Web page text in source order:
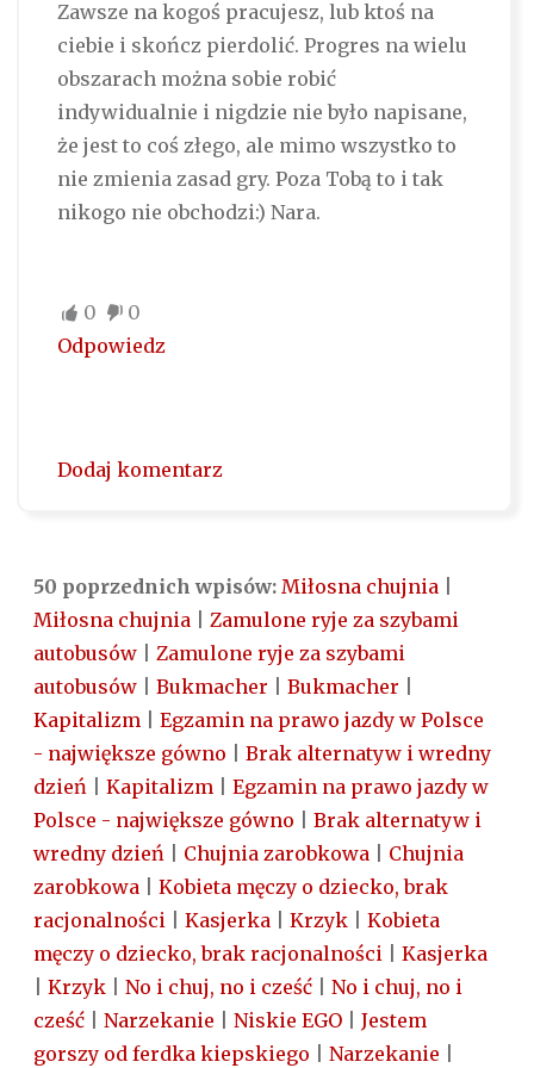
Zawsze na kogoś pracujesz, lub ktoś na
ciebie i skończ pierdolić. Progres na wielu
obszarach można sobie robić
indywidualnie i nigdzie nie było napisane,
że jest to coś złego, ale mimo wszystko to
nie zmienia zasad gry. Poza Tobą to i tak
nikogo nie obchodzi:) Nara.
0
0
Odpowiedz
Dodaj komentarz
50 poprzednich wpisów: Miłosna chujnia
Miłosna chujnia
Zamulone ryje za szybami
autobusów
Zamulone ryje za szybami
autobusów
Bukmacher Bukmacher
Kapitalizm
Egzamin na prawo jazdy w Polsce
- największe gówno
Brak alternatyw i wredny
dzień
Kapitalizm
Egzamin na prawo jazdy w
Polsce - największe gówno
Brak alternatyw i
wredny dzień
Chujnia zarobkowa
Chujnia
zarobkowa
Kobieta męczy o dziecko, brak
racjonalności
Kasjerka Krzyk
Kobieta
męczy o dziecko, brak racjonalności
Kasjerka
Krzyk No i chuj, no i cześć
No i chuj, no i
cześć
Narzekanie Niskie EGO
Jestem
gorszy od ferdka kiepskiego
Narzekanie